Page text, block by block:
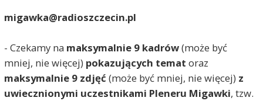
migawka@radioszczecin.pl
- Czekamy na maksymalnie 9 kadrów(może być
mniej, nie więcej) pokazujących temat oraz
maksymalnie 9 zdjęć (może być mniej, nie więcej) z
uwiecznionymi uczestnikami Pleneru Migawki, tzw.